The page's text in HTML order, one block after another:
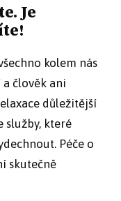
Je
kolem nás
člověk ani
důležitější
služby, které
Péče o
skutečně